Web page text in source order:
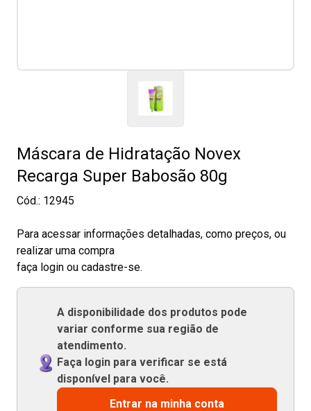
Máscara de Hidratação Novex
Recarga Super Babosão 80g
Cód.: 12945
Para acessar informações detalhadas, como preços, ou
realizar uma compra
faça login ou cadastre-se.
A disponibilidade dos produtos pode
variar conforme sua região de
atendimento.
Faça login para verificar se está
disponível para você.
Entrar na minha conta